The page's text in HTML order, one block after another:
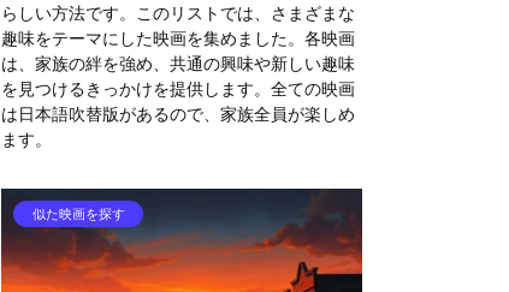
らしい方法です。このリストでは、さまざまな
趣味をテーマにした映画を集めました。各映画
は、家族の絆を強め、共通の興味や新しい趣味
を見つけるきっかけを提供します。全ての映画
は日本語吹替版があるので、家族全員が楽しめ
ます。
似た映画を探す